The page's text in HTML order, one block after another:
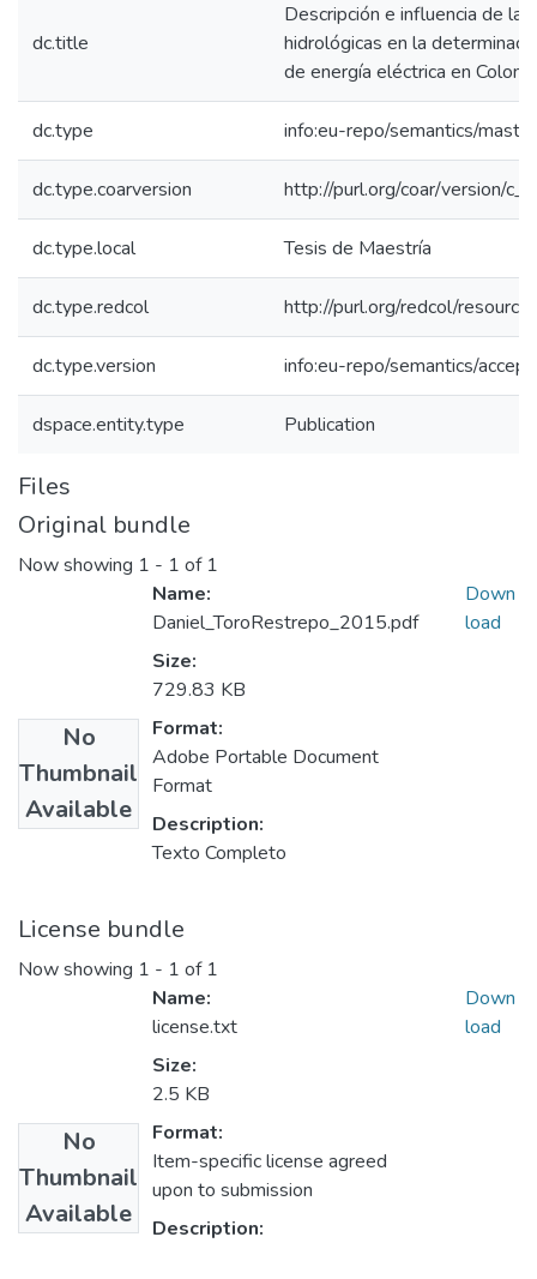
dc.title
Descripción e influencia de
hidrológicas en la
de energía eléctrica en
dc.type info:eu-repo/semantics/
dc.type.coarversion http://purl.org/coar/version/
dc.type.local Tesis de Maestría
dc.type.redcol http://purl.org/redcol/
dc.type.version info:eu-repo/semantics/
dspace.entity.type Publication
Files
Original bundle
Now showing 1 - 1 of 1
No
Thumbnail
Available
Name:
Daniel_ToroRestrepo_2015.pdf
Size:
729.83 KB
Format:
Adobe Portable Document
Format
Description:
Texto Completo
Down
load
License bundle
Now showing 1 - 1 of 1
No
Thumbnail
Available
Name:
license.txt
Size:
2.5 KB
Format:
Item-specific license agreed
upon to submission
Description:
Down
load